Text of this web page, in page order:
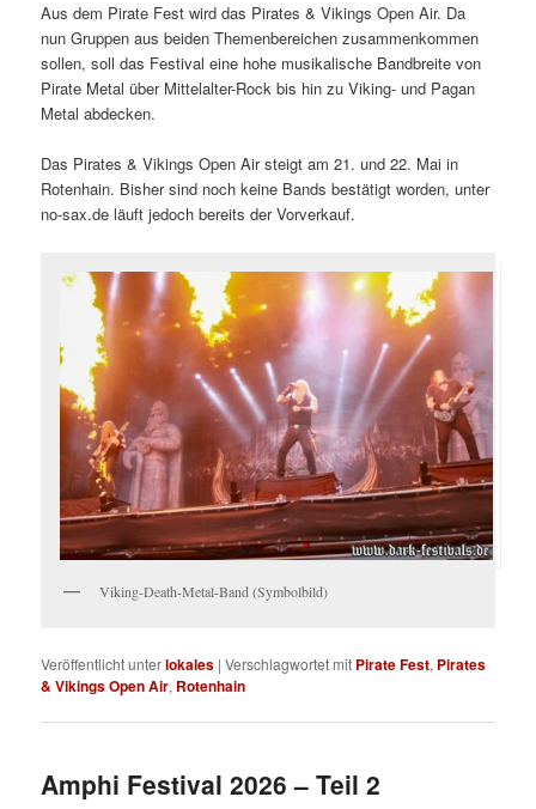
Aus dem Pirate Fest wird das Pirates & Vikings Open Air. Da
nun Gruppen aus beiden Themenbereichen zusammenkommen
sollen, soll das Festival eine hohe musikalische Bandbreite von
Pirate Metal über Mittelalter-Rock bis hin zu Viking- und Pagan
Metal abdecken.
Das Pirates & Vikings Open Air steigt am 21. und 22. Mai in
Rotenhain. Bisher sind noch keine Bands bestätigt worden, unter
no-sax.de läuft jedoch bereits der Vorverkauf.
Viking-Death-Metal-Band (Symbolbild)
Veröffentlicht unterlokales |Verschlagwortet mit Pirate Fest, Pirates
& Vikings Open Air, Rotenhain
Amphi Festival 2026 – Teil 2